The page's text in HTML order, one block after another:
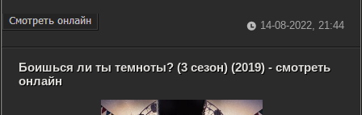
14-08-2022, 21:44
Боишься ли ты темноты? (3 сезон) (2019) - смотреть
онлайн